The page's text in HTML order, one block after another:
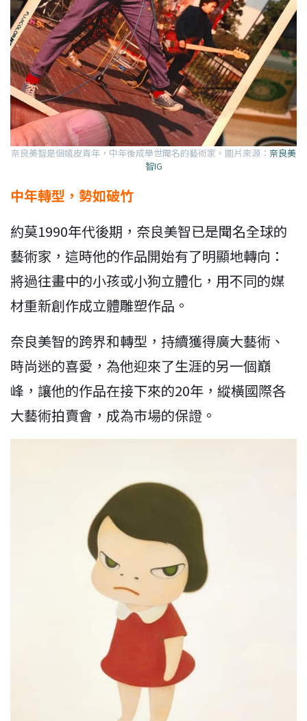
奈良美智是個嬉皮青年，中年後成舉世聞名的藝術家。圖片來源： 奈良美
智IG
中年轉型，勢如破竹
約莫1990年代後期，奈良美智已是聞名全球的
藝術家，這時他的作品開始有了明顯地轉向：
將過往畫中的小孩或小狗立體化，用不同的媒
材重新創作成立體雕塑作品。
奈良美智的跨界和轉型，持續獲得廣大藝術、
時尚迷的喜愛，為他迎來了生涯的另一個巔
峰，讓他的作品在接下來的20年，縱橫國際各
大藝術拍賣會，成為市場的保證。